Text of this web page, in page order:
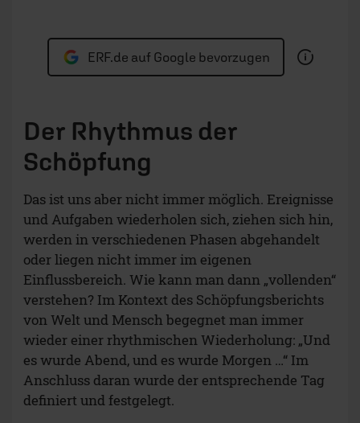
ERF.de auf Google bevorzugen
Der Rhythmus der
Schöpfung
Das ist uns aber nicht immer möglich. Ereignisse
und Aufgaben wiederholen sich, ziehen sich hin,
werden in verschiedenen Phasen abgehandelt
oder liegen nicht immer im eigenen
Einflussbereich. Wie kann man dann „vollenden“
verstehen? Im Kontext des Schöpfungsberichts
von Welt und Mensch begegnet man immer
wieder einer rhythmischen Wiederholung: „Und
es wurde Abend, und es wurde Morgen …“ Im
Anschluss daran wurde der entsprechende Tag
definiert und festgelegt.